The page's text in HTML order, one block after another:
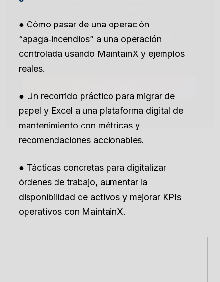
● Cómo pasar de una operación
“apaga‑incendios” a una operación
controlada usando MaintainX y ejemplos
reales.
● Un recorrido práctico para migrar de
papel y Excel a una plataforma digital de
mantenimiento con métricas y
recomendaciones accionables.
● Tácticas concretas para digitalizar
órdenes de trabajo, aumentar la
disponibilidad de activos y mejorar KPIs
operativos con MaintainX.
70%
automáticamente
5 días
POC activo
incluidos
Sin costo · Sin contrato · Solo 5 días hábiles